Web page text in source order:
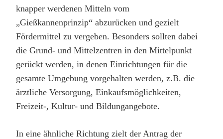
knapper werdenen Mitteln vom
„Gießkannenprinzip“ abzurücken und gezielt
Fördermittel zu vergeben. Besonders sollten dabei
die Grund- und Mittelzentren in den Mittelpunkt
gerückt werden, in denen Einrichtungen für die
gesamte Umgebung vorgehalten werden, z.B. die
ärztliche Versorgung, Einkaufsmöglichkeiten,
Freizeit-, Kultur- und Bildungangebote.
In eine ähnliche Richtung zielt der Antrag der